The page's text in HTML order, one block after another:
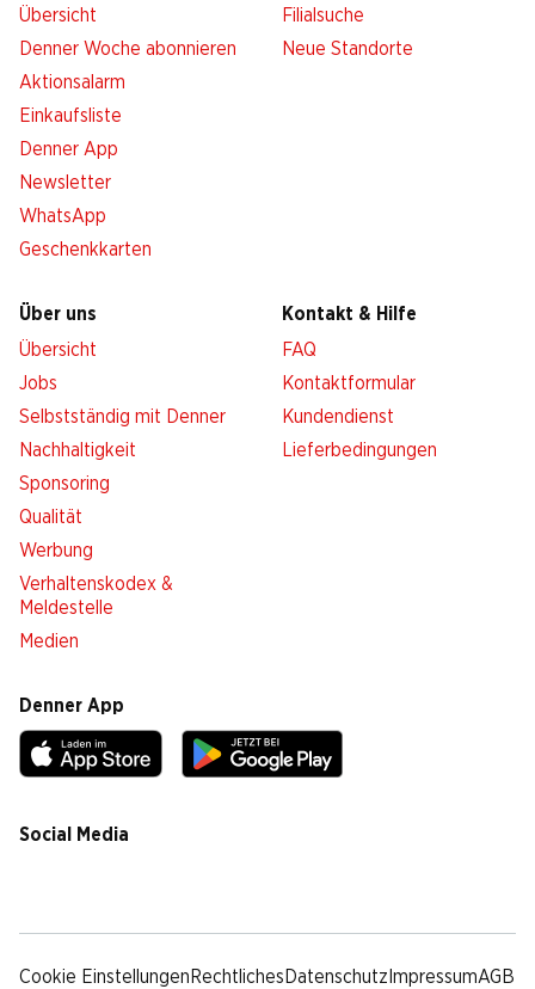
Übersicht
Denner Woche abonnieren
Aktionsalarm
Einkaufsliste
Denner App
Newsletter
WhatsApp
Geschenkkarten
Filialsuche
Neue Standorte
Über uns
Übersicht
Jobs
Selbstständig mit Denner
Nachhaltigkeit
Sponsoring
Qualität
Werbung
Verhaltenskodex &
Meldestelle
Medien
Kontakt & Hilfe
FAQ
Kontaktformular
Kundendienst
Lieferbedingungen
Denner App
Social Media
Cookie Einstellungen Rechtliches Datenschutz ImpressumAGB